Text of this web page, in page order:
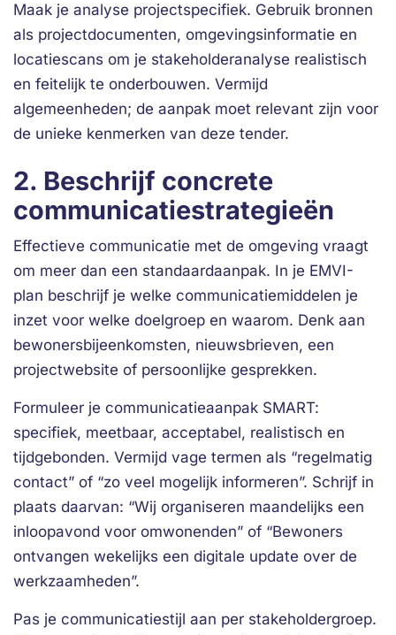
Maak je analyse projectspecifiek. Gebruik bronnen
als projectdocumenten, omgevingsinformatie en
locatiescans om je stakeholderanalyse realistisch
en feitelijk te onderbouwen. Vermijd
algemeenheden; de aanpak moet relevant zijn voor
de unieke kenmerken van deze tender.
2. Beschrijf concrete
communicatiestrategieën
Effectieve communicatie met de omgeving vraagt
om meer dan een standaardaanpak. In je EMVI-
plan beschrijf je welke communicatiemiddelen je
inzet voor welke doelgroep en waarom. Denk aan
bewonersbijeenkomsten, nieuwsbrieven, een
projectwebsite of persoonlijke gesprekken.
Formuleer je communicatieaanpak SMART:
specifiek, meetbaar, acceptabel, realistisch en
tijdgebonden. Vermijd vage termen als “regelmatig
contact” of “zo veel mogelijk informeren”. Schrijf in
plaats daarvan: “Wij organiseren maandelijks een
inloopavond voor omwonenden” of “Bewoners
ontvangen wekelijks een digitale update over de
werkzaamheden”.
Pas je communicatiestijl aan per stakeholdergroep.